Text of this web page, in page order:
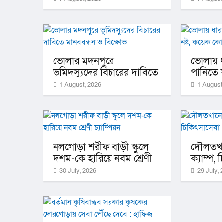
উপকূলের অর্থনীতি
ভোলার মদনপুরে
ভূমিদস্যুদের বিচারের দাবিতে
মানববন্ধন ও বিক্ষোভ
1 August, 2026
ভোলায়
কোটি
1
নলগোড়া শরীফ বাড়ী স্কুলে
দশম-কে হারিয়ে নবম শ্রেণী
চ্যাম্পিয়ন
30 July, 2026
ক্যাম্প,
১৫০
29 July,